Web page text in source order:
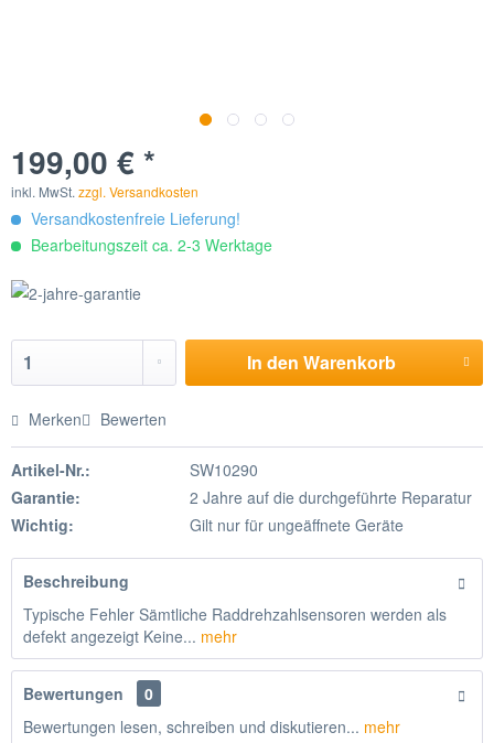
199,00 € *
inkl. MwSt. zzgl. Versandkosten
Versandkostenfreie Lieferung!
Bearbeitungszeit ca. 2-3 Werktage
In den Warenkorb
Merken Bewerten
Artikel-Nr.:
SW10290
Garantie:
2 Jahre auf die durchgeführte Reparatur
Wichtig:
Gilt nur für ungeäffnete Geräte
Beschreibung
Typische Fehler Sämtliche Raddrehzahlsensoren werden als
defekt angezeigt Keine... mehr
Bewertungen
0
Bewertungen lesen, schreiben und diskutieren... mehr